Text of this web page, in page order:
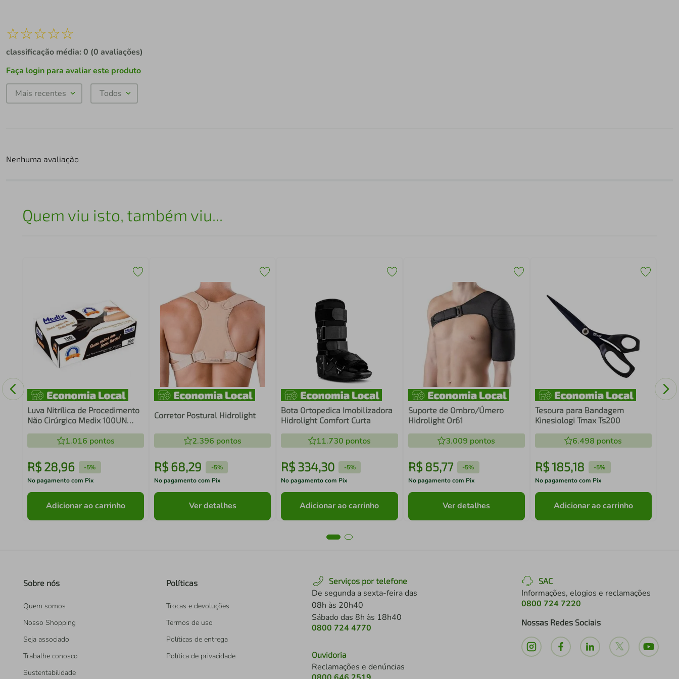
☆☆☆☆☆
classificação média: 0 (0 avaliações)
Faça login para avaliar este produto
Mais recentes Todos
Nenhuma avaliação
Quem viu isto, também viu...
Luva Nitrílica de Procedimento
Não Cirúrgico Medix 100UN
1.016 pontos
R$ 28,96 -5%
No pagamento com Pix
Adicionar ao carrinho
Corretor Postural Hidrolight
2.396 pontos
R$ 68,29 -5%
No pagamento com Pix
Ver detalhes
Bota Ortopedica Imobilizadora
Hidrolight Comfort Curta
11.730 pontos
R$334,30 -5%
No pagamento com Pix
Adicionar ao carrinho
Suporte de Ombro/Úmero
Hidrolight Or61
3.009 pontos
R$ 85,77 -5%
No pagamento com Pix
Ver detalhes
Tesoura para Bandagem
Kinesiologi Tmax Ts200
6.498 pontos
R$185,18 -5%
No pagamento com Pix
Adicionar ao carrinho
Sobre nós
Quem somos
Nosso Shopping
Seja associado
Trabalhe conosco
Sustentabilidade
Políticas
Trocas e devoluções
Termos de uso
Políticas de entrega
Política de privacidade
Serviços por telefone
De segunda a sexta-feira das
08h às 20h40
Sábado das 8h às 18h40
0800 724 4770
Ouvidoria
Reclamações e denúncias
SAC
Informações, elogios e reclamações
0800 724 7220
Nossas Redes Sociais